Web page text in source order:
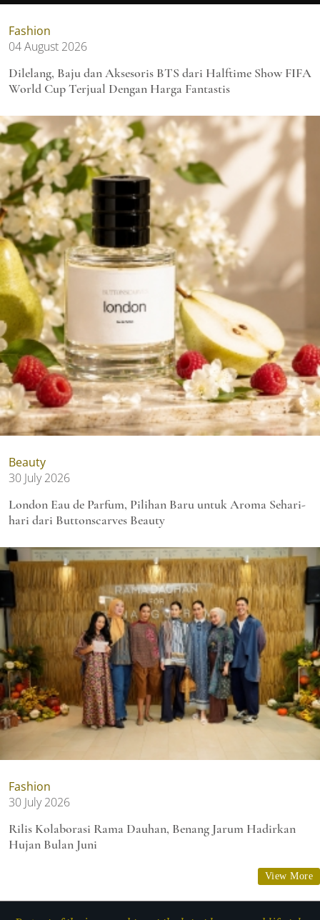
Fashion
04 August 2026
Dilelang, Baju dan Aksesoris BTS dari Halftime Show FIFA
World Cup Terjual Dengan Harga Fantastis
Beauty
30 July 2026
London Eau de Parfum, Pilihan Baru untuk Aroma Sehari-
hari dari Buttonscarves Beauty
Fashion
30 July 2026
Rilis Kolaborasi Rama Dauhan, Benang Jarum Hadirkan
Hujan Bulan Juni
View More